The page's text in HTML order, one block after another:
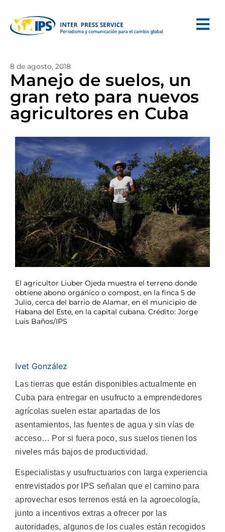
8 de agosto, 2018
Manejo de suelos, un
gran reto para nuevos
agricultores en Cuba
El agricultor Liuber Ojeda muestra el terreno donde
obtiene abono orgánico o compost, en la finca 5 de
Julio, cerca del barrio de Alamar, en el municipio de
Habana del Este, en la capital cubana. Crédito: Jorge
Luis Baños/IPS
Ivet González
Las tierras que están disponibles actualmente en
Cuba para entregar en usufructo a emprendedores
agrícolas suelen estar apartadas de los
asentamientos, las fuentes de agua y sin vías de
acceso… Por si fuera poco, sus suelos tienen los
niveles más bajos de productividad.
Especialistas y usufructuarios con larga experiencia
entrevistados por IPS señalan que el camino para
aprovechar esos terrenos está en la agroecología,
junto a incentivos extras a ofrecer por las
autoridades, algunos de los cuales están recogidos